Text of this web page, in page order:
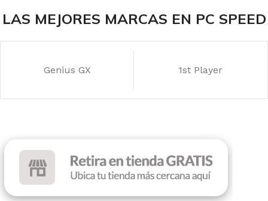
ILUMINACIÓN Sin RGB
LAS MEJORES MARCAS EN PC SPEED
Genius GX 1st Player